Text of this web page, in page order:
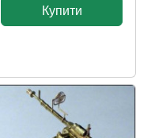
Купити